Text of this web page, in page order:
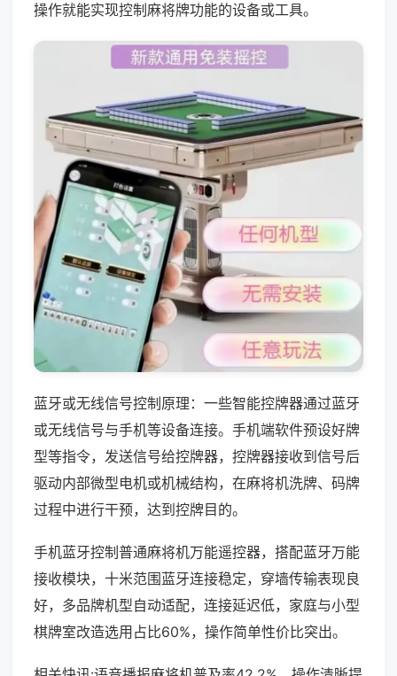
操作就能实现控制麻将牌功能的设备或工具。
蓝牙或无线信号控制原理：一些智能控牌器通过蓝牙
或无线信号与手机等设备连接。手机端软件预设好牌
型等指令，发送信号给控牌器，控牌器接收到信号后
驱动内部微型电机或机械结构，在麻将机洗牌、码牌
过程中进行干预，达到控牌目的。
手机蓝牙控制普通麻将机万能遥控器，搭配蓝牙万能
接收模块，十米范围蓝牙连接稳定，穿墙传输表现良
好，多品牌机型自动适配，连接延迟低，家庭与小型
棋牌室改造选用占比60%，操作简单性价比突出。